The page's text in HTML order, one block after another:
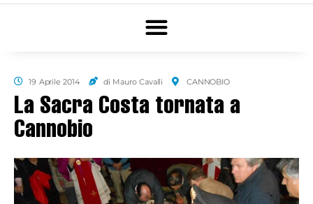
19 Aprile 2014 di Mauro Cavalli CANNOBIO
La Sacra Costa tornata a
Cannobio